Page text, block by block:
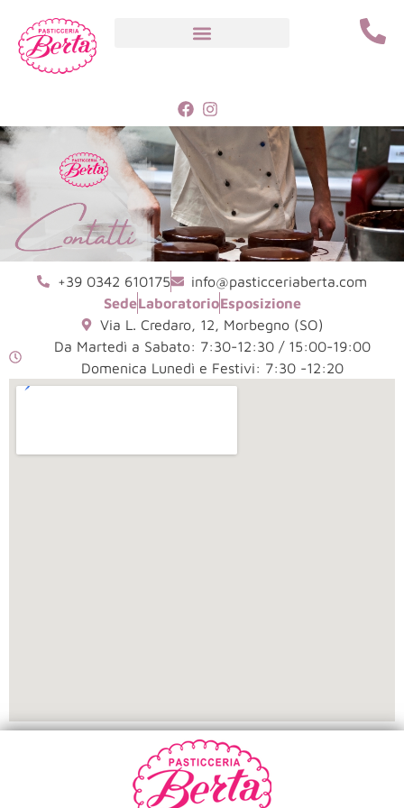
+39 0342 610175
info@pasticceriaberta.com
SedeLaboratorioEsposizione
Via L. Credaro, 12, Morbegno (SO)
Da Martedì a Sabato: 7:30-12:30 / 15:00-19:00
Domenica Lunedì e Festivi: 7:30 -12:20